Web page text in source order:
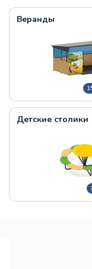
Веранды
Детские столики